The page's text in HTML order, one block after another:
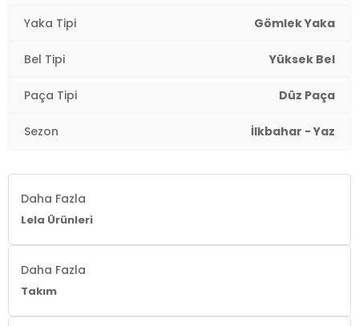
Detaylar:
Yaka Tipi Gömlek Yaka
Bel Tipi Yüksek Bel
Paça Tipi Düz Paça
Sezon İlkbahar - Yaz
Daha Fazla
Lela Ürünleri
Daha Fazla
Takım